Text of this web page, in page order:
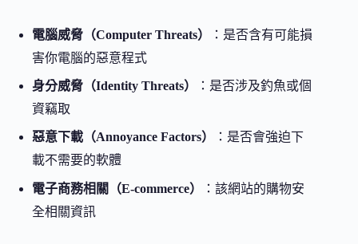
電腦威脅（Computer Threats）
：是否含有可能損
害你電腦的惡意程式
身分威脅（Identity Threats）
：是否涉及釣魚或個
資竊取
惡意下載（Annoyance Factors）
：是否會強迫下
載不需要的軟體
電子商務相關（E-commerce）
：該網站的購物安
全相關資訊